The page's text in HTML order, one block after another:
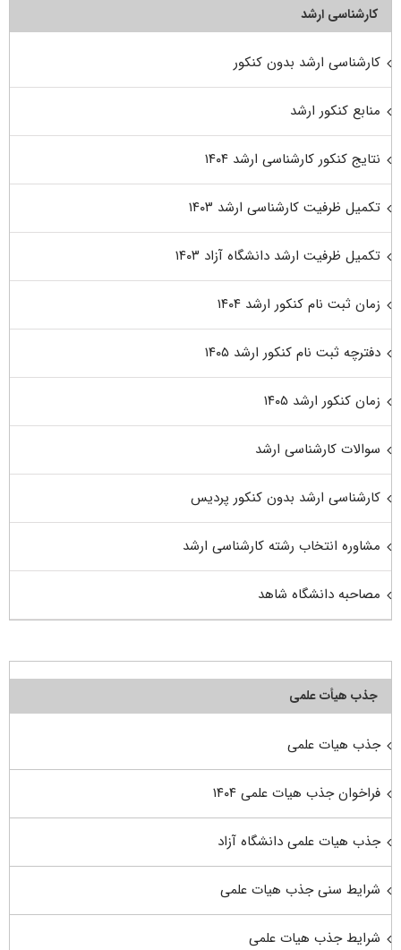
کارشناسی ارشد
کارشناسی ارشد بدون کنکور
منابع کنکور ارشد
نتایج کنکور کارشناسی ارشد ۱۴۰۴
تکمیل ظرفیت کارشناسی ارشد ۱۴۰۳
تکمیل ظرفیت ارشد دانشگاه آزاد ۱۴۰۳
زمان ثبت نام کنکور ارشد ۱۴۰۴
دفترچه ثبت نام کنکور ارشد ۱۴۰۵
زمان کنکور ارشد ۱۴۰۵
سوالات کارشناسی ارشد
کارشناسی ارشد بدون کنکور پردیس
مشاوره انتخاب رشته کارشناسی ارشد
مصاحبه دانشگاه شاهد
جذب هیأت علمی
جذب هیات علمی
فراخوان جذب هیات علمی ۱۴۰۴
جذب هیات علمی دانشگاه آزاد
شرایط سنی جذب هیات علمی
شرایط جذب هیات علمی